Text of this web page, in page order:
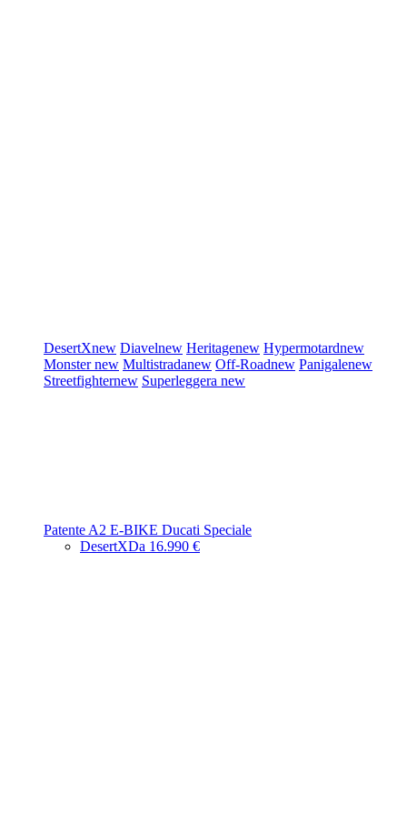
DesertXnew Diavelnew Heritagenew Hypermotardnew
Monsternew Multistradanew Off-Roadnew Panigalenew
Streetfighternew Superleggera new
Patente A2 E-BIKE Ducati Speciale
DesertXDa 16.990 €